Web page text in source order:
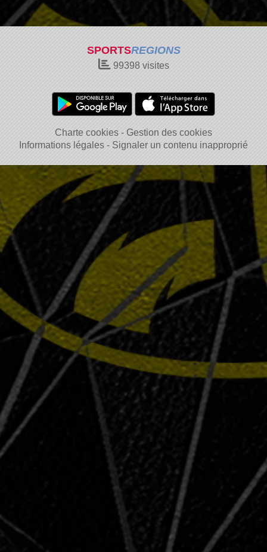
SPORTSREGIONS
99398visites
Charte cookies
Gestion des cookies
Informations légales
Signaler un contenu inapproprié